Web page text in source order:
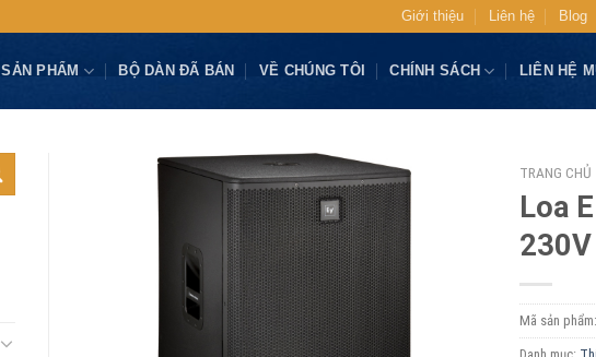
Giới thiệu Liên hệ Blog
SẢN PHẨM BỘ DÀN ĐÃ BÁN VỀ CHÚNG TÔI CHÍNH SÁCH LIÊN HỆ
TRANG CHỦ
Loa
230V
Mã sản